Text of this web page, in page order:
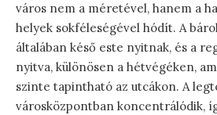
város nem a méretével, hanem a
helyek sokféleségével hódít. A
általában késő este nyitnak, és a
nyitva, különösen a hétvégéken,
szinte tapintható az utcákon. A
városközpontban koncentrálódik,